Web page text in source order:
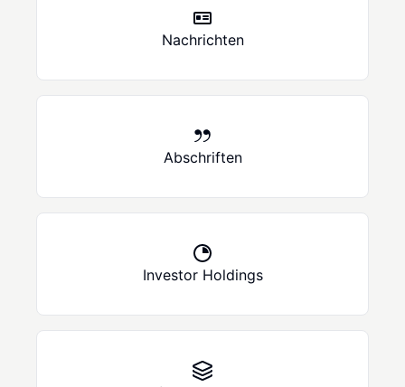
Nachrichten
Abschriften
Investor Holdings